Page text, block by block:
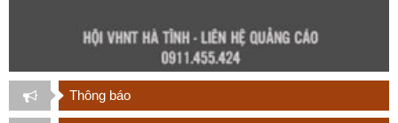
Thông báo